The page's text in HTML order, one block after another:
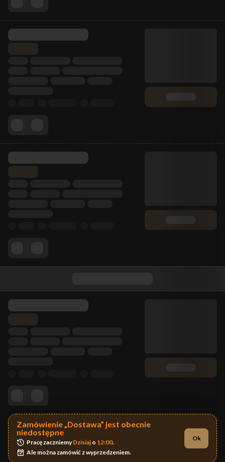
Zamówienie „Dostawa” jest obecnie
niedostępne
Pracę zaczniemy Dzisiaj o 12:00.
Ale można zamówić z wyprzedzeniem.
Ok